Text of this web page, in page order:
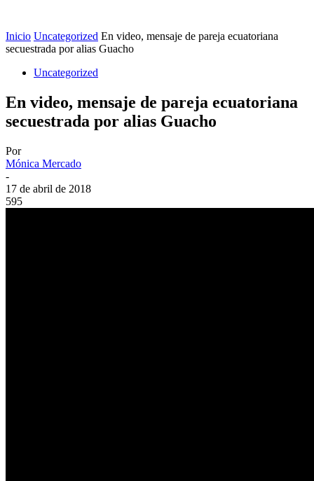
Inicio Uncategorized En video, mensaje de pareja ecuatoriana
secuestrada por alias Guacho
Uncategorized
En video, mensaje de pareja ecuatoriana
secuestrada por alias Guacho
Por
Mónica Mercado
-
17 de abril de 2018
595